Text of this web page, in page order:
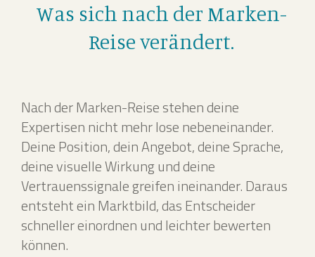
Was sich nach der Marken-
Reise verändert.
Nach der Marken-Reise stehen deine
Expertisen nicht mehr lose nebeneinander.
Deine Position, dein Angebot, deine Sprache,
deine visuelle Wirkung und deine
Vertrauenssignale greifen ineinander. Daraus
entsteht ein Marktbild, das Entscheider
schneller einordnen und leichter bewerten
können.